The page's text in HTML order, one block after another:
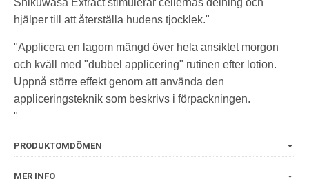
hjälper till att återställa hudens tjocklek."
"Applicera en lagom mängd över hela ansiktet morgon
och kväll med "dubbel applicering" rutinen efter lotion.
Uppnå större effekt genom att använda den
appliceringsteknik som beskrivs i förpackningen.
"
PRODUKTOMDÖMEN
MER INFO